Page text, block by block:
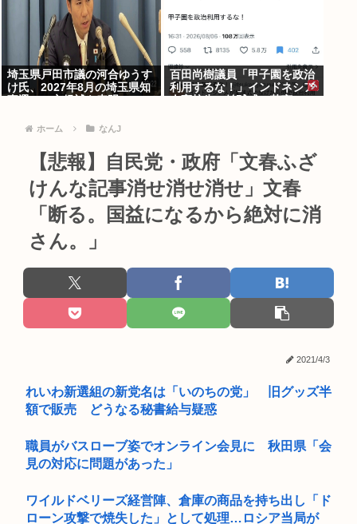
埼玉県戸田市議の河合ゆうす
け氏、2027年8月の埼玉県知
百田尚樹議員「甲子園を政治
利用するな！」インドネシア
ホーム なんJ
【悲報】自民党・政府「文春ふざ
けんな記事消せ消せ消せ」文春
「断る。国益になるから絶対に消
さん。」
2021/4/3
れいわ新選組の新党名は「いのちの党」 旧グッズ半
額で販売 どうなる秘書給与疑惑
職員がバスローブ姿でオンライン会見に 秋田県「会
見の対応に問題があった」
ワイルドベリーズ経営陣、倉庫の商品を持ち出し「ド
ローン攻撃で焼失した」として処理…ロシア当局が